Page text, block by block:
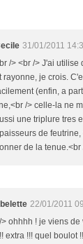
31/01/2011
/> <br /> J'ai
rayonne, je crois.
(enfin, a
/> celle-la ne
une triplure tres
de
de la tenue.<br
22/01/2011
> ohhhh ! je viens
extra !!! quel